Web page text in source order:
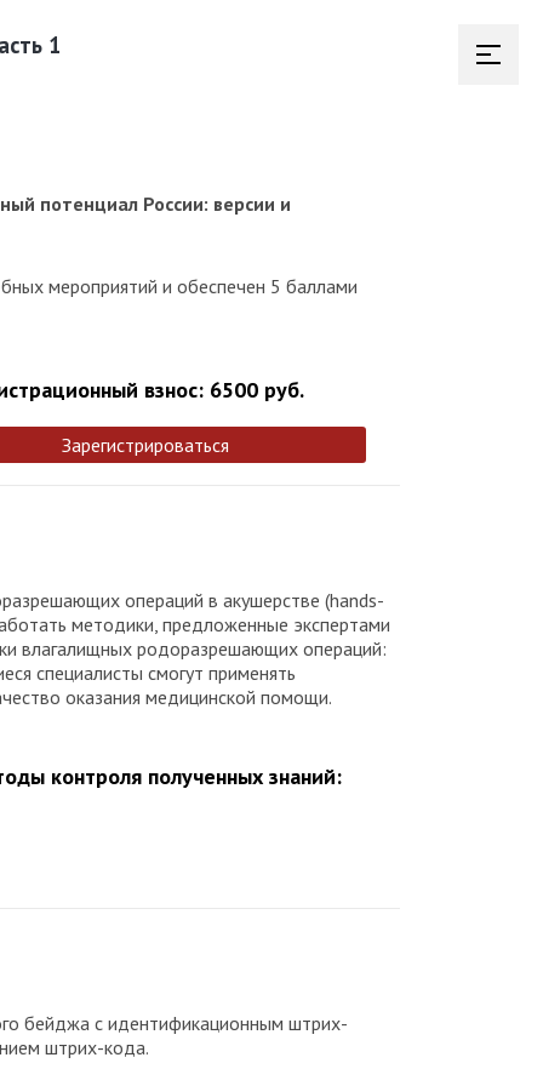
1
потенциал России: версии и
мероприятий и обеспечен 5 баллами
взнос: 6500 руб.
Зарегистрироваться
операций в акушерстве (hands-
методики, предложенные экспертами
влагалищных родоразрешающих операций:
специалисты смогут применять
оказания медицинской помощи.
контроля полученных знаний:
бейджа с идентификационным штрих-
штрих-кода.